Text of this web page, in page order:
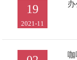
19
2021-11